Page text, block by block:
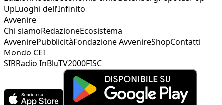
UpLuoghi dell'Infinito
Avvenire
Chi siamoRedazioneEcosistema
AvvenirePubblicitàFondazione AvvenireShopContatti
Mondo CEI
SIRRadio InBluTV2000FISC